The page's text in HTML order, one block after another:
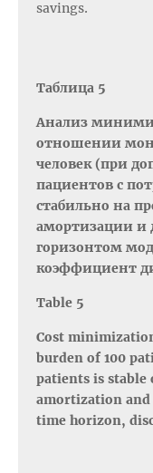
savings.
Таблица 5
Анализ
отношении
человек (при
пациентов с
стабильно на
амортизации и
горизонтом
коэффициент
Table 5
Cost
burden of 100
patients is stable
amortization
time horizon,